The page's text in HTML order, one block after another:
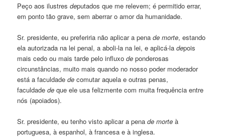
Peço aos ilustresdeputados que me relevem; é permitido errar,
em ponto tão grave, sem aberrar o amor da humanidade.
Sr. presidente, eu preferiria não aplicar a penade morte, estando
ela autorizada na lei penal, a aboli-la na lei, e aplicá-ladepois
mais cedo ou mais tarde pelo influxode ponderosas
circunstâncias, muito mais quando no nosso poder moderador
está a faculdadede comutar aquela e outras penas,
faculdadede que ele usa felizmente com muita frequência entre
nós (apoiados).
Sr. presidente, eu tenho visto aplicar a penade morte à
portuguesa, à espanhol, à francesa e à inglesa.